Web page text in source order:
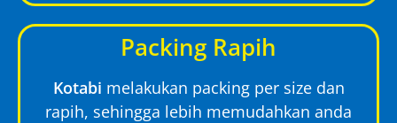
Packing Rapih
Kotabi melakukan packing per size dan
rapih, sehingga lebih memudahkan anda